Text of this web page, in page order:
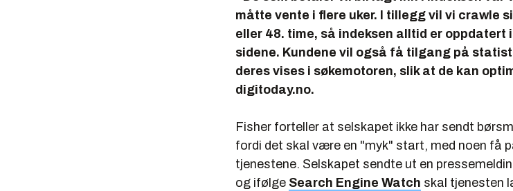
måtte vente i flere uker. I tillegg vil vi crawle
eller 48. time, så indeksen alltid er oppdatert
sidene. Kundene vil også få tilgang på
deres vises i søkemotoren, slik at de kan
digitoday.no.
Fisher forteller at selskapet ikke har sendt
fordi det skal være en "myk" start, med noen få
tjenestene. Selskapet sendte ut en
og ifølge Search Engine Watch skal tjenesten